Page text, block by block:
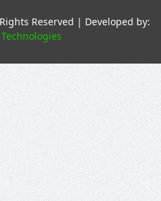
Reserved | Developed by:
Technologies